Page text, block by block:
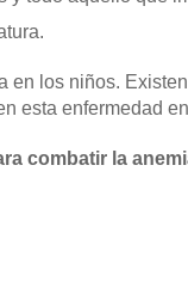
en los niños.
esta enfermedad
combatir la